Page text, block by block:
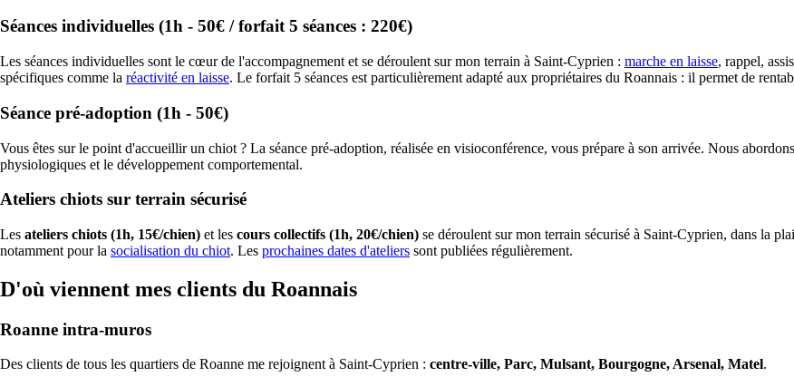
Séances individuelles (1h - 50€ / forfait 5 séances : 220€)
Les séances individuelles sont le cœur de l'accompagnement et se déroulent sur mon terrain à Saint-Cyprien : marche en laisse, rappel,
spécifiques comme la réactivité en laisse. Le forfait 5 séances est particulièrement adapté aux propriétaires du Roannais : il permet de
Séance pré-adoption (1h - 50€)
Vous êtes sur le point d'accueillir un chiot ? La séance pré-adoption, réalisée en visioconférence, vous prépare à son arrivée. Nous
physiologiques et le développement comportemental.
Ateliers chiots sur terrain sécurisé
Les ateliers chiots (1h, 15€/chien) et les cours collectifs (1h, 20€/chien) se déroulent sur mon terrain sécurisé à Saint-Cyprien, dans la
notamment pour la socialisation du chiot. Les prochaines dates d'ateliers sont publiées régulièrement.
D'où viennent mes clients du Roannais
Roanne intra-muros
Des clients de tous les quartiers de Roanne me rejoignent à Saint-Cyprien : centre-ville, Parc, Mulsant, Bourgogne, Arsenal, Matel.